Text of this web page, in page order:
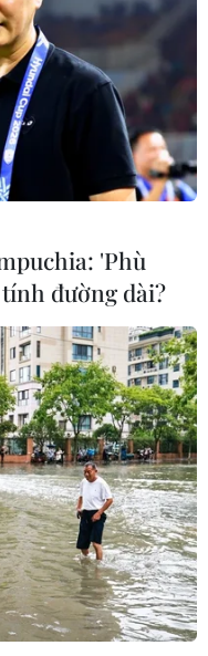
Thái
trước
'Phù
đường dài?